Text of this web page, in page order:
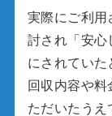
実際にご利
討され「安
にされてい
回収内容や
ただいたうえ